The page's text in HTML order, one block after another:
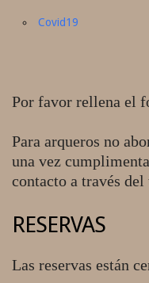
Covid19
Por favor rellena el
Para arqueros no
una vez
contacto a través
RESERVAS
Las reservas están